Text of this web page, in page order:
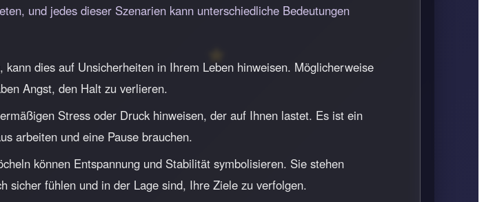
und jedes dieser Szenarien kann unterschiedliche Bedeutungen
dies auf Unsicherheiten in Ihrem Leben hinweisen. Möglicherweise
Angst, den Halt zu verlieren.
Stress oder Druck hinweisen, der auf Ihnen lastet. Es ist ein
arbeiten und eine Pause brauchen.
können Entspannung und Stabilität symbolisieren. Sie stehen
sicher fühlen und in der Lage sind, Ihre Ziele zu verfolgen.